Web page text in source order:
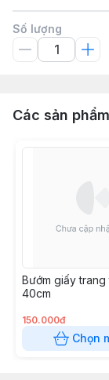
Số lượng
Các sản
Bướm giấy trang
40cm
150.000đ
Chọn